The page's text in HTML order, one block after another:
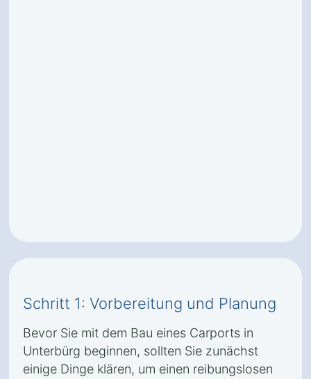
Schritt 1: Vorbereitung und Planung
Bevor Sie mit dem Bau eines Carports in
Unterbürg beginnen, sollten Sie zunächst
einige Dinge klären, um einen reibungslosen